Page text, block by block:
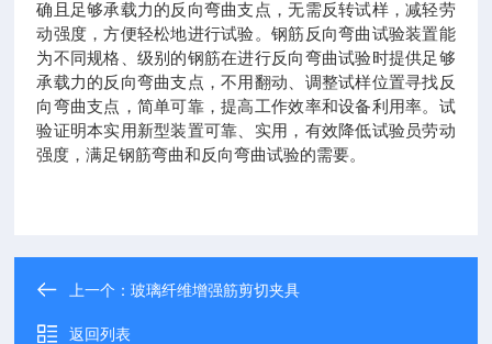
确且足够承载力的反向弯曲支点，无需反转试样，减轻劳
动强度，方便轻松地进行试验。钢筋反向弯曲试验装置能
为不同规格、级别的钢筋在进行反向弯曲试验时提供足够
承载力的反向弯曲支点，不用翻动、调整试样位置寻找反
向弯曲支点，简单可靠，提高工作效率和设备利用率。试
验证明本实用新型装置可靠、实用，有效降低试验员劳动
强度，满足钢筋弯曲和反向弯曲试验的需要。
上一个：玻璃纤维增强筋剪切夹具
返回列表